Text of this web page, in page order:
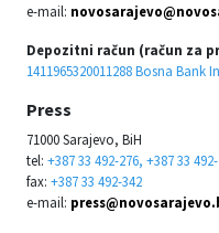
e-mail:
Depozitni račun (račun za
1411965320011288 Bosna Bank
Press
71000 Sarajevo, BiH
tel: +387 33 492-276, +387 33
fax: +387 33 492-342
e-mail: